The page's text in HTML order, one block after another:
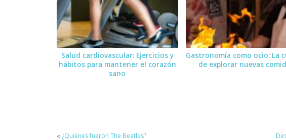
Salud cardiovascular: Ejercicios y
hábitos para mantener el corazón
sano
Gastronomía como ocio: La
de explorar nuevas
« ¿Quiénes fueron The Beatles?